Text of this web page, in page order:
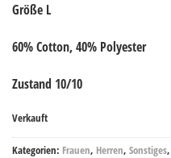
Größe L
60% Cotton, 40% Polyester
Zustand 10/10
Verkauft
Kategorien: Frauen, Herren, Sonstiges,